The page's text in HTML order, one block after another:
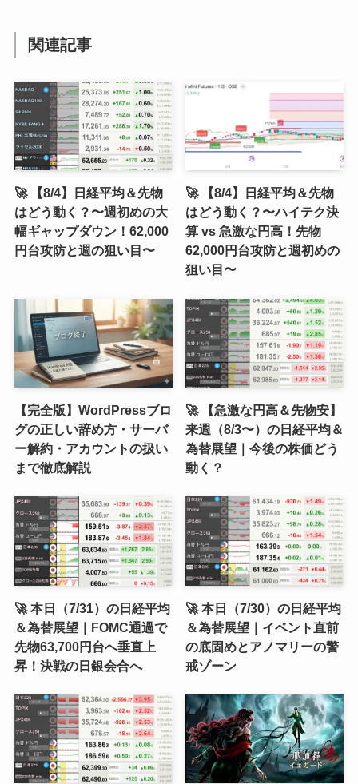
関連記事
🚀 【8/4】日経平均＆先物
はどう動く？〜週初めの大
幅ギャップダウン！62,000
円台攻防と週の狙い目〜
🚀 【8/4】日経平均＆先物
はどう動く？〜ハイテク決
算 vs 急激な円高！先物
62,000円台攻防と週初めの
狙い目〜
【完全版】WordPressブロ
グの正しい辞め方・サーバ
ー解約・アカウントの扱い
まで徹底解説
🚀 【急激な円高＆先物安】
来週（8/3〜）の日経平均＆
為替展望｜今後の株価どう
動く？
🚀 本日（7/31）の日経平均
＆為替展望｜FOMC通過で
先物63,700円台へ垂直上
昇！決戦の日銀会合へ
🚀 本日（7/30）の日経平均
＆為替展望｜イベント直前
の底固めとアノマリーの警
戒ゾーン